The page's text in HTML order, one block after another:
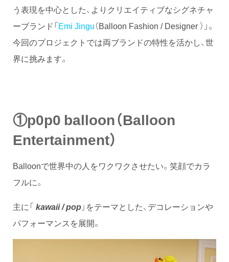
う表現を中心とした、よりクリエイティブなシグネチャ
ーブランド「Emi Jingu（Balloon Fashion / Designer ）」。
今回のプロジェクトでは両ブランドの特性を活かし、世
界に挑みます。
①p0p0 balloon（Balloon
Entertainment）
Balloonで世界中の人をワクワクさせたい。笑顔でカラ
フルに。
主に「 kawaii / pop」をテーマとした、デコレーションや
パフォーマンスを展開。